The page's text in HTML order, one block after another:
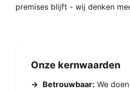
premises blijft - wij denken
Onze kernwaarden
→ Betrouwbaar: We